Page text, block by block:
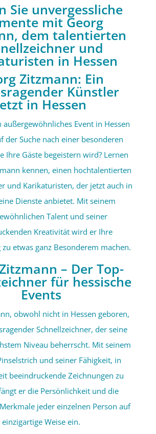
Sie unvergessliche
mit Georg
dem talentierten
und
in Hessen
Zitzmann: Ein
Künstler
in Hessen
außergewöhnliches Event in Hessen
der Suche nach einer besonderen
Ihre Gäste begeistern wird? Lernen
kennen, einen hochtalentierten
und Karikaturisten, der jetzt auch in
Dienste anbietet. Mit seinem
Talent und seiner
Kreativität wird er Ihre
etwas ganz Besonderem machen.
– Der Top-
für hessische
Events
obwohl nicht in Hessen geboren,
Schnellzeichner, der seine
Niveau beherrscht. Mit seinem
und seiner Fähigkeit, in
beeindruckende Zeichnungen zu
er die Persönlichkeit und die
jeder einzelnen Person auf
einzigartige Weise ein.